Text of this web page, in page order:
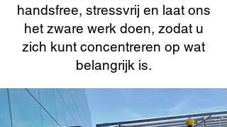
handsfree, stressvrij en laat ons
het zware werk doen, zodat u
zich kunt concentreren op wat
belangrijk is.